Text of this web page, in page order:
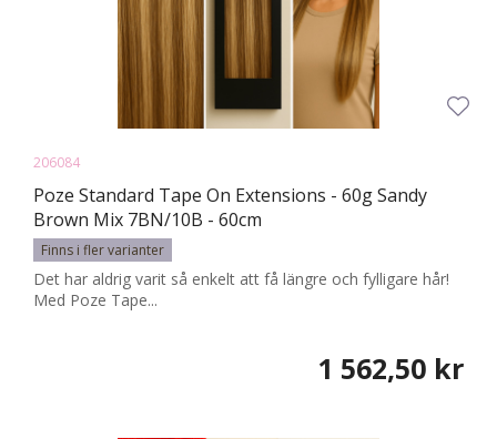
206084
Poze Standard Tape On Extensions - 60g Sandy
Brown Mix 7BN/10B - 60cm
Finns i fler varianter
Det har aldrig varit så enkelt att få längre och fylligare hår!
Med Poze Tape...
1 562,50 kr